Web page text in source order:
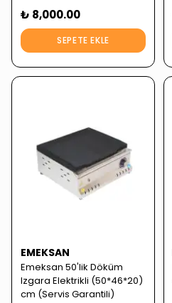
₺ 8,000.00
SEPETE EKLE
EMEKSAN
Emeksan 50'lik Döküm
Izgara Elektrikli (50*46*20)
cm (Servis Garantili)